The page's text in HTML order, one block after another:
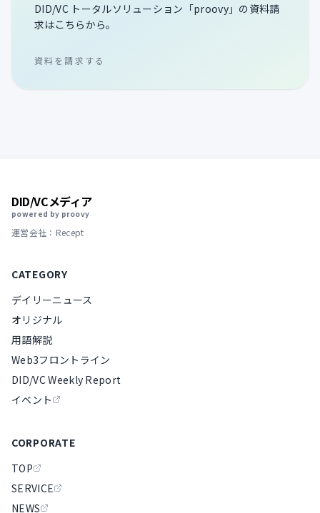
DID/VC トータルソリューション「proovy」の資料請
求はこちらから。
資料を請求する
DID/VCメディア
powered by proovy
運営会社：Recept
CATEGORY
デイリーニュース
オリジナル
用語解説
Web3フロントライン
DID/VC Weekly Report
イベント
CORPORATE
TOP
SERVICE
NEWS